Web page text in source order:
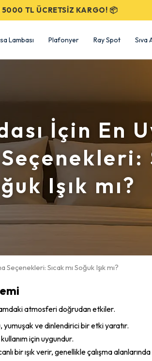
ÜRÜNLERDE %50 İNDİRİM!
Lambası Plafonyer Ray Spot Sıva
İçin En
Işık mı?
Seçenekleri: Sıcak mı Soğuk Işık mı?
atmosferi doğrudan etkiler.
ve dinlendirici bir etki yaratır.
için uygundur.
bir ışık verir, genellikle çalışma